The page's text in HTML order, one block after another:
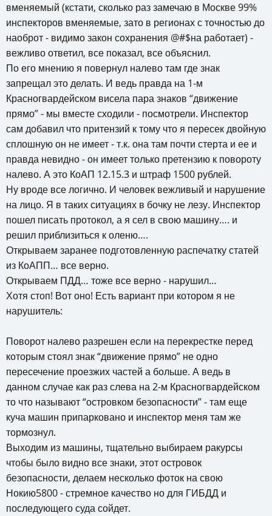
вменяемый (кстати, сколько раз замечаю в Москве 99%
инспекторов вменяемые, зато в регионах с точностью до
наоброт - видимо закон сохранения @#$на работает) -
вежливо ответил, все показал, все объяснил.
По его мнению я повернул налево там где знак
запрещал это делать. И ведь правда на 1-м
Красногвардейском висела пара знаков “движение
прямо” - мы вместе сходили - посмотрели. Инспектор
сам добавил что притензий к тому что я пересек двойную
сплошную он не имеет - т.к. она там почти стерта и ее и
правда невидно - он имеет только претензию к повороту
налево. А это КоАП 12.15.3 и штраф 1500 рублей.
Ну вроде все логично. И человек вежливый и нарушение
на лицо. Я в таких ситуациях в бочку не лезу. Инспектор
пошел писать протокол, а я сел в свою машину…. и
решил приблизиться к оленю….
Открываем заранее подготовленную распечатку статей
из КоАПП… все верно.
Открываем ПДД… тоже все верно - нарушил…
Хотя стоп! Вот оно! Есть вариант при котором я не
нарушитель:
Поворот налево разрешен если на перекрестке перед
которым стоял знак “движение прямо” не одно
пересечение проезжих частей а больше. А ведь в
данном случае как раз слева на 2-м Красногвардейском
то что называют “островком безопасности” - там еще
куча машин припарковано и инспектор меня там же
тормознул.
Выходим из машины, тщательно выбираем ракурсы
чтобы было видно все знаки, этот островок
безопасности, делаем несколько фоток на свою
Нокию5800 - стремное качество но для ГИБДД и
последующего суда сойдет.